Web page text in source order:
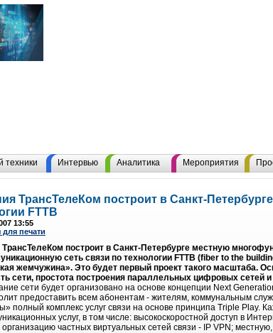
техники Интервью Аналитика Мероприятия
ТрансТелеКом построит в Санкт-
FTTB
13:55
для печати
ТрансТелеКом построит в Санкт-Петербурге местную
сеть связи по технологии FTTB (fiber to the
жемчужина». Это будет первый проект такого масштаба.
сети, простота построения параллельных цифровых сетей
сети будет организовано на основе концепции Next
предоставить всем абонентам - жителям, коммунальным
полный комплекс услуг связи на основе принципа Triple Play.
услуг, в том числе: высокоскоростной доступ в
организацию частных виртуальных сетей связи - IP VPN;